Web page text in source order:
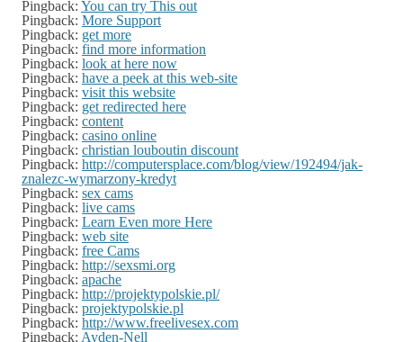
Pingback: You can try This out
Pingback: More Support
Pingback: get more
Pingback: find more information
Pingback: look at here now
Pingback: have a peek at this web-site
Pingback: visit this website
Pingback: get redirected here
Pingback: content
Pingback: casino online
Pingback: christian louboutin discount
Pingback: http://computersplace.com/blog/view/192494/jak-
znalezc-wymarzony-kredyt
Pingback: sex cams
Pingback: live cams
Pingback: Learn Even more Here
Pingback: web site
Pingback: free Cams
Pingback: http://sexsmi.org
Pingback: apache
Pingback: http://projektypolskie.pl/
Pingback: projektypolskie.pl
Pingback: http://www.freelivesex.com
Pingback: Ayden-Nell